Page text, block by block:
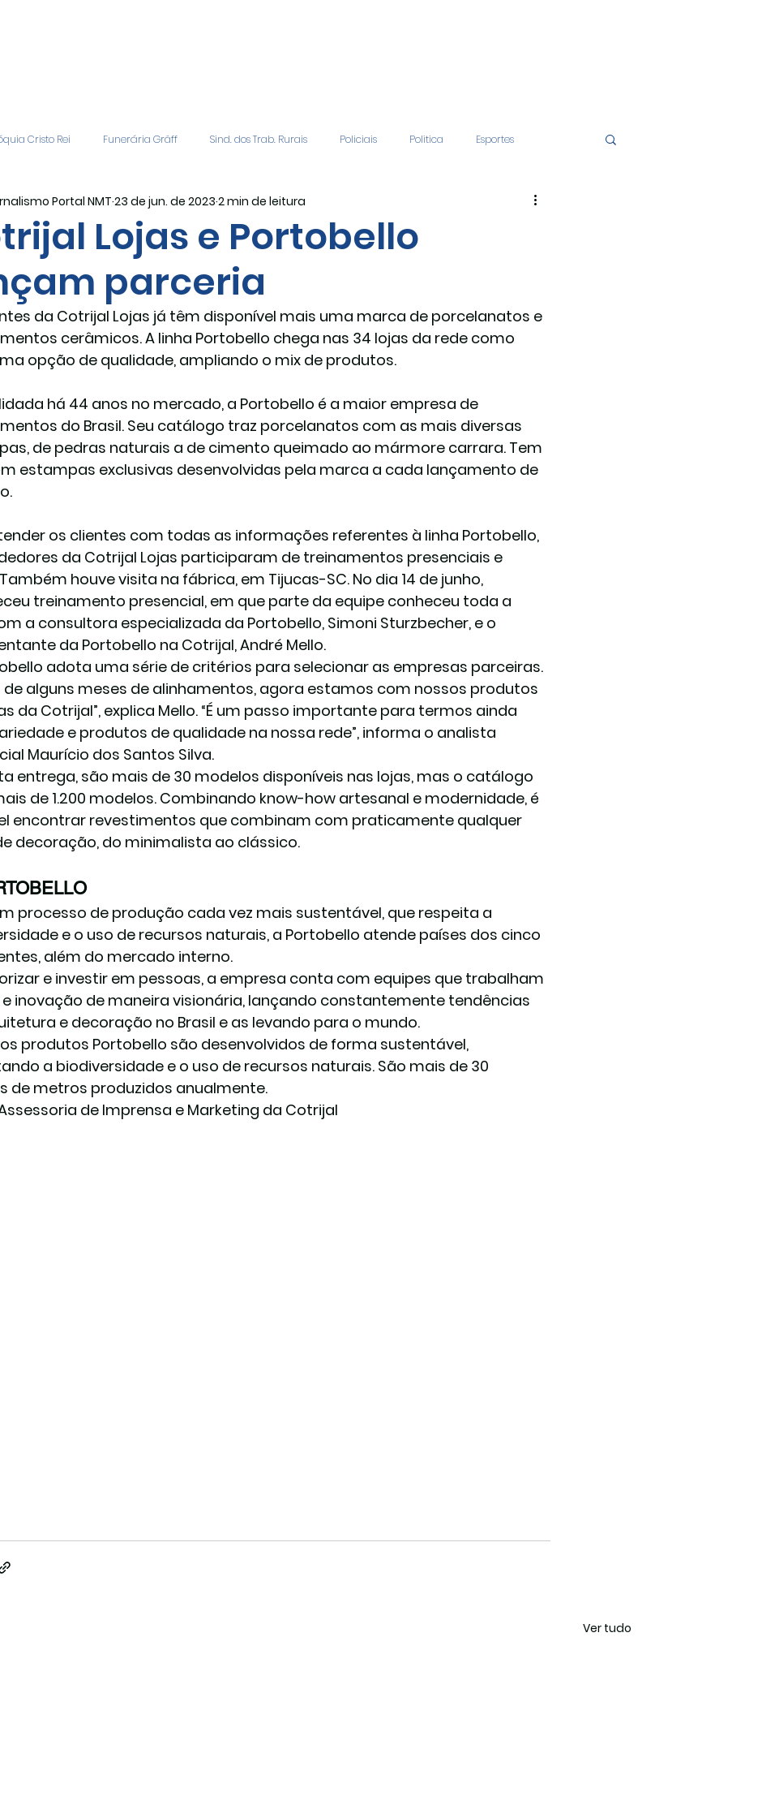
Cristo Rei Funerária Gräff Sind. dos Trab. Rurais Policiais Politica Esportes
Geral Patrocinadores Vagas de Emprego
Lojas e Portobello
parceria
Portal NMT 23 de jun. de 2023 2 min de leitura
da Cotrijal Lojas já têm disponível mais uma marca de porcelanatos e
cerâmicos. A linha Portobello chega nas 34 lojas da rede como
opção de qualidade, ampliando o mix de produtos.
há 44 anos no mercado, a Portobello é a maior empresa de
do Brasil. Seu catálogo traz porcelanatos com as mais diversas
de pedras naturais a de cimento queimado ao mármore carrara. Tem
estampas exclusivas desenvolvidas pela marca a cada lançamento de
os clientes com todas as informações referentes à linha Portobello,
da Cotrijal Lojas participaram de treinamentos presenciais e
houve visita na fábrica, em Tijucas-SC. No dia 14 de junho,
treinamento presencial, em que parte da equipe conheceu toda a
a consultora especializada da Portobello, Simoni Sturzbecher, e o
da Portobello na Cotrijal, André Mello.
adota uma série de critérios para selecionar as empresas parceiras.
de alguns meses de alinhamentos, agora estamos com nossos produtos
da Cotrijal”, explica Mello. “É um passo importante para termos ainda
e produtos de qualidade na nossa rede”, informa o analista
Maurício dos Santos Silva.
entrega, são mais de 30 modelos disponíveis nas lojas, mas o catálogo
de 1.200 modelos. Combinando know-how artesanal e modernidade, é
encontrar revestimentos que combinam com praticamente qualquer
decoração, do minimalista ao clássico.
processo de produção cada vez mais sustentável, que respeita a
e o uso de recursos naturais, a Portobello atende países dos cinco
além do mercado interno.
e investir em pessoas, a empresa conta com equipes que trabalham
inovação de maneira visionária, lançando constantemente tendências
e decoração no Brasil e as levando para o mundo.
produtos Portobello são desenvolvidos de forma sustentável,
a biodiversidade e o uso de recursos naturais. São mais de 30
de metros produzidos anualmente.
de Imprensa e Marketing da Cotrijal
Ver tudo